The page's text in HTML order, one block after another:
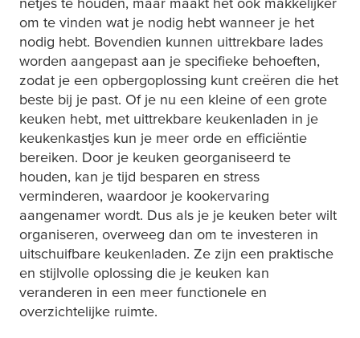
om te vinden wat je nodig hebt wanneer je het
nodig hebt. Bovendien kunnen uittrekbare lades
worden aangepast aan je specifieke behoeften,
zodat je een opbergoplossing kunt creëren die het
beste bij je past. Of je nu een kleine of een grote
keuken hebt, met uittrekbare keukenladen in je
keukenkastjes kun je meer orde en efficiëntie
bereiken. Door je keuken georganiseerd te
houden, kan je tijd besparen en stress
verminderen, waardoor je kookervaring
aangenamer wordt. Dus als je je keuken beter wilt
organiseren, overweeg dan om te investeren in
uitschuifbare keukenladen. Ze zijn een praktische
en stijlvolle oplossing die je keuken kan
veranderen in een meer functionele en
overzichtelijke ruimte.